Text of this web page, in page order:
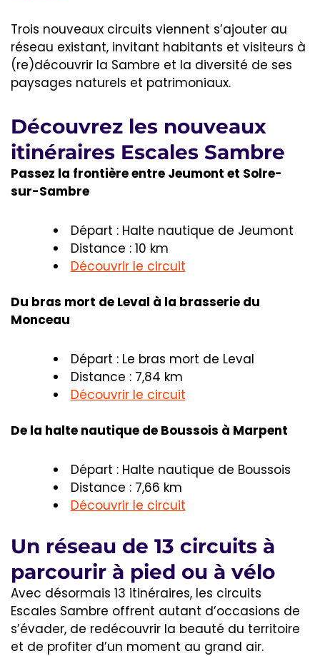
Trois nouveaux circuits viennent s’ajouter au
réseau existant, invitant habitants et visiteurs à
(re)découvrir la Sambre et la diversité de ses
paysages naturels et patrimoniaux.
Découvrez les nouveaux
itinéraires Escales Sambre
Passez la frontière entre Jeumont et Solre-
sur-Sambre
Départ : Halte nautique de Jeumont
Distance : 10 km
Découvrir le circuit
Du bras mort de Leval à la brasserie du
Monceau
Départ : Le bras mort de Leval
Distance : 7,84 km
Découvrir le circuit
De la halte nautique de Boussois à Marpent
Départ : Halte nautique de Boussois
Distance : 7,66 km
Découvrir le circuit
Un réseau de 13 circuits à
parcourir à pied ou à vélo
Avec désormais 13 itinéraires, les circuits
Escales Sambre offrent autant d’occasions de
s’évader, de redécouvrir la beauté du territoire
et de profiter d’un moment au grand air.